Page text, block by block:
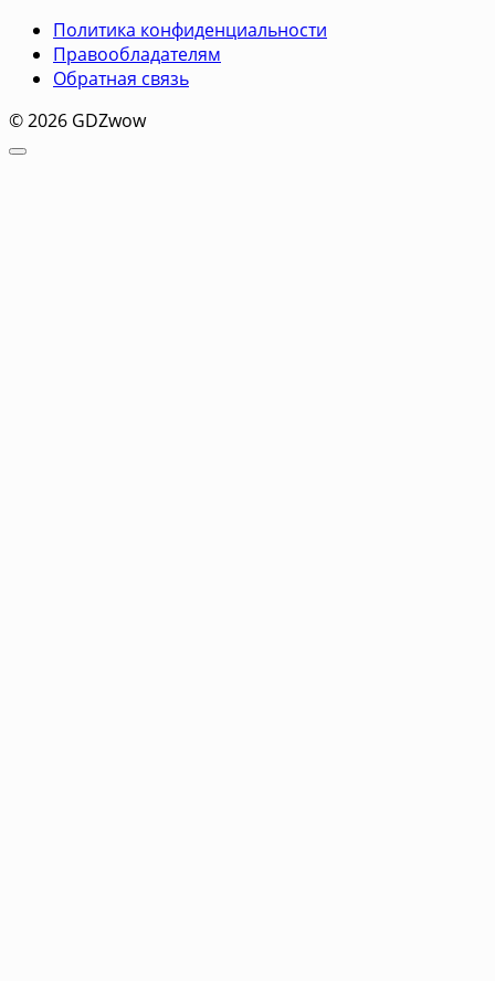
Политика конфиденциальности
Правообладателям
Обратная связь
© 2026 GDZwow